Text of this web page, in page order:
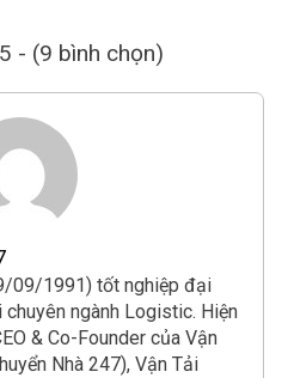
- (9 bình chọn)
09/1991) tốt nghiệp đại
ngành Logistic. Hiện
& Co-Founder của Vận
Nhà 247), Vận Tải